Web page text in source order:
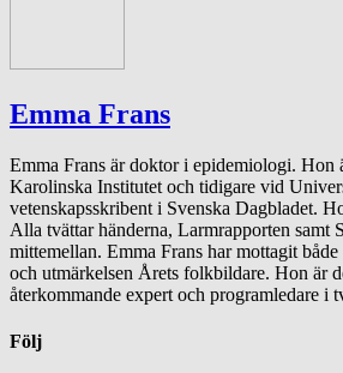
Emma Frans
Emma Frans är doktor i epidemiologi. Hon
Karolinska Institutet och tidigare vid
vetenskapsskribent i Svenska Dagbladet.
Alla tvättar händerna, Larmrapporten samt
mittemellan. Emma Frans har mottagit
och utmärkelsen Årets folkbildare. Hon är
återkommande expert och programledare i
Följ